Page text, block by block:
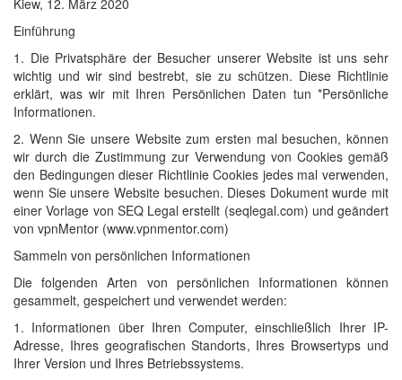
Kiew, 12. März 2020
Einführung
1. Die Privatsphäre der Besucher unserer Website ist uns sehr
wichtig und wir sind bestrebt, sie zu schützen. Diese Richtlinie
erklärt, was wir mit Ihren Persönlichen Daten tun *Persönliche
Informationen.
2. Wenn Sie unsere Website zum ersten mal besuchen, können
wir durch die Zustimmung zur Verwendung von Cookies gemäß
den Bedingungen dieser Richtlinie Cookies jedes mal verwenden,
wenn Sie unsere Website besuchen. Dieses Dokument wurde mit
einer Vorlage von SEQ Legal erstellt (seqlegal.com) und geändert
von vpnMentor (www.vpnmentor.com)
Sammeln von persönlichen Informationen
Die folgenden Arten von persönlichen Informationen können
gesammelt, gespeichert und verwendet werden:
1. Informationen über Ihren Computer, einschließlich Ihrer IP-
Adresse, Ihres geografischen Standorts, Ihres Browsertyps und
Ihrer Version und Ihres Betriebssystems.